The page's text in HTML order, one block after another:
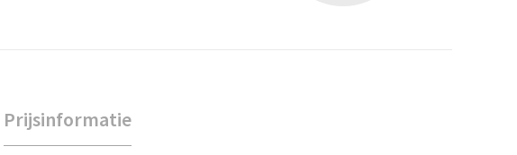
Prijsinformatie